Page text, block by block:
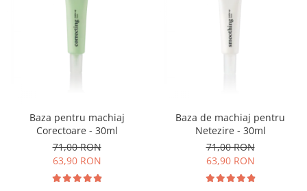
Baza pentru machiaj
Corectoare - 30ml
71,00 RON
63,90 RON
Baza de machiaj pentru
Netezire - 30ml
71,00 RON
63,90 RON